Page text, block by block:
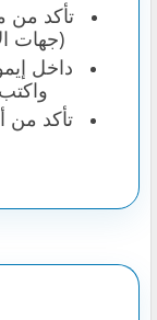
تأكد من
(جهات
داخل
واكتب رقم
تأكد من